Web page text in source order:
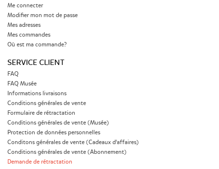
Me connecter
Modifier mon mot de passe
Mes adresses
Mes commandes
Où est ma commande?
SERVICE CLIENT
FAQ
FAQ Musée
Informations livraisons
Conditions générales de vente
Formulaire de rétractation
Conditions générales de vente (Musée)
Protection de données personnelles
Conditons générales de vente (Cadeaux d'affaires)
Conditions générales de vente (Abonnement)
Demande de rétractation